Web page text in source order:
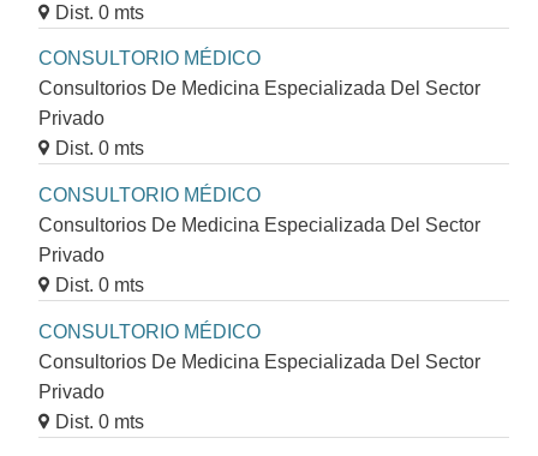
Dist. 0 mts
CONSULTORIO MÉDICO
Consultorios De Medicina Especializada Del Sector
Privado
Dist. 0 mts
CONSULTORIO MÉDICO
Consultorios De Medicina Especializada Del Sector
Privado
Dist. 0 mts
CONSULTORIO MÉDICO
Consultorios De Medicina Especializada Del Sector
Privado
Dist. 0 mts